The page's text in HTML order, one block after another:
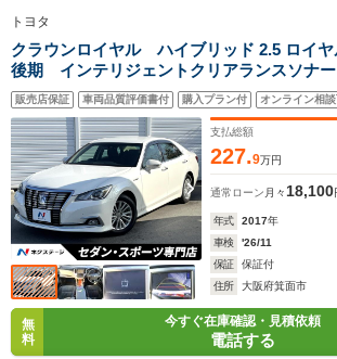
トヨタ
クラウンロイヤル ハイブリッド 2.5 ロイ
後期 インテリジェントクリアランスソナ
ビ バックカメラ セーフティセンスP
ーダークルーズ 純正16インチAW 革巻き
グ トランクイージークローザー ETC 禁
販売店保証 車両品質評価書付 購入プラン付 オンライン相談
支払総額
227.9万円
通常ローン 月々18,100
年式 2017年
車検
'26/11
保証
保証付
住所
大阪府箕面市
無
料
今すぐ在庫確認・見積依頼
電話する